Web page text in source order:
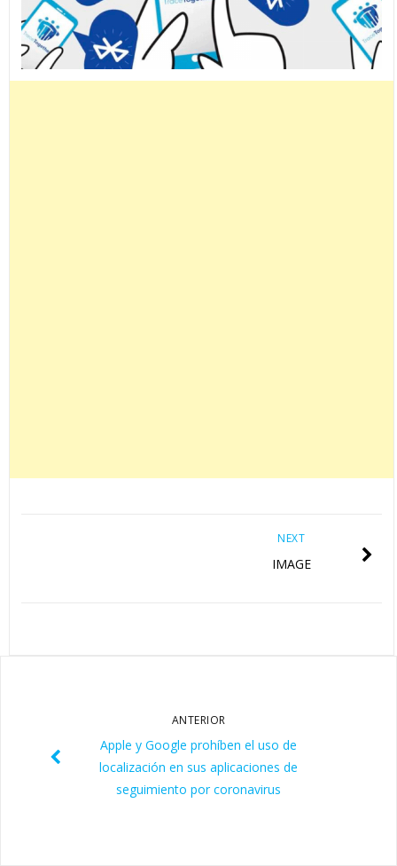
NEXT
IMAGE
ANTERIOR
Apple y Google prohíben el uso de
localización en sus aplicaciones de
seguimiento por coronavirus